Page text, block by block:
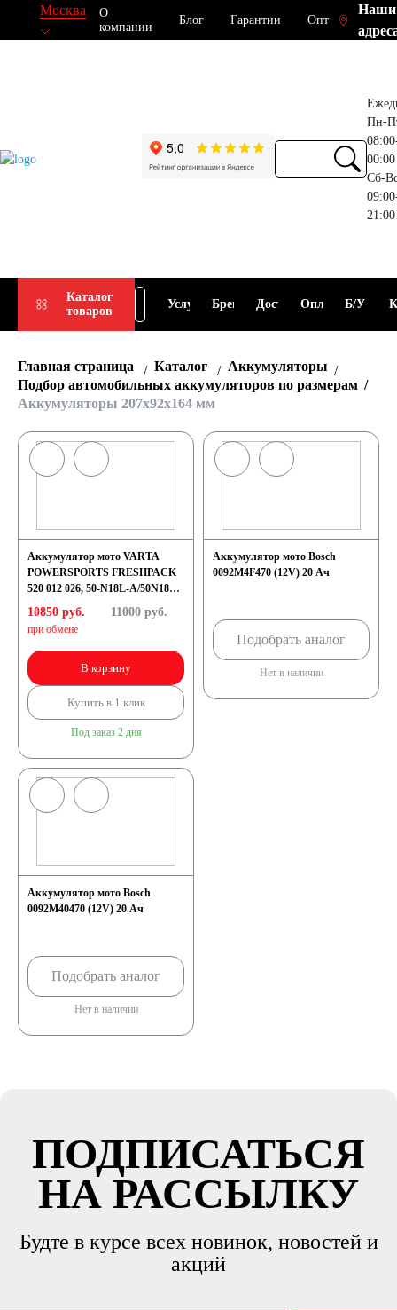
Москва
О
компании
Блог Гарантии Опт
Наши
Пн-
00:00
Сб-
21:00
Каталог
товаров
Подбор
АКБ
Услуги Бренды ДоставкаОплата Б/У
Главная страница Каталог
Аккумуляторы
Подбор автомобильных аккумуляторов по размерам
Аккумуляторы 207x92x164 мм
Аккумулятор мото VARTA
POWERSPORTS FRESHPACK
520 012 026, 50-N18L-A/50N18L-
A2, 20Ah 260A (207x92x164)
10850 руб.
при обмене
11000руб.
В корзину
Купить в 1 клик
Под заказ 2 дня
Аккумулятор мото Bosch
0092M4F470 (12V) 20 Ач
Подобрать аналог
Нет в наличии
Аккумулятор мото Bosch
0092M40470 (12V) 20 Ач
Подобрать аналог
Нет в наличии
ПОДПИСАТЬСЯ
НА РАССЫЛКУ
Будте в курсе всех новинок, новостей и
акций